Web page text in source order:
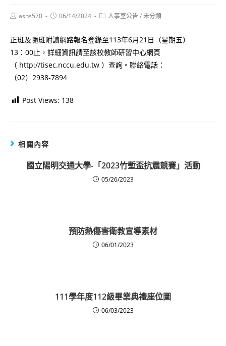
Postashs570
Post06/14/2024
Post人事室公告/未分類
正班及隨班附讀網路報名登錄至113年6月21日（星期五）
13：00止，詳細資訊請至該校教師研習中心網頁
（ http://tisec.nccu.edu.tw ）查詢。聯絡電話：
（02）2938-7894
Post Views: 138
相關內容
國立陽明交通大學-「2023竹塹盃抗震競賽」活動
05/26/2023
預防熱傷害衛教宣導素材
06/01/2023
111學年度112級畢業典禮座位圖
06/03/2023